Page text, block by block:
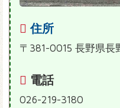
住所
〒381-0015 長野県長
電話
026-219-3180